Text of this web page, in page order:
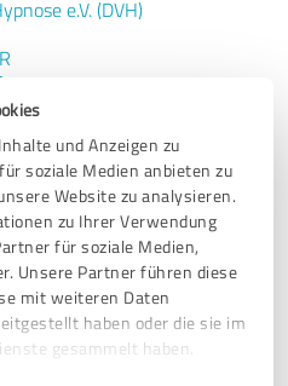
und Anzeigen zu
soziale Medien anbieten zu
Website zu analysieren.
zu Ihrer Verwendung
für soziale Medien,
Unsere Partner führen diese
mit weiteren Daten
haben oder die sie im
gesammelt haben.
e.V. (DVH)